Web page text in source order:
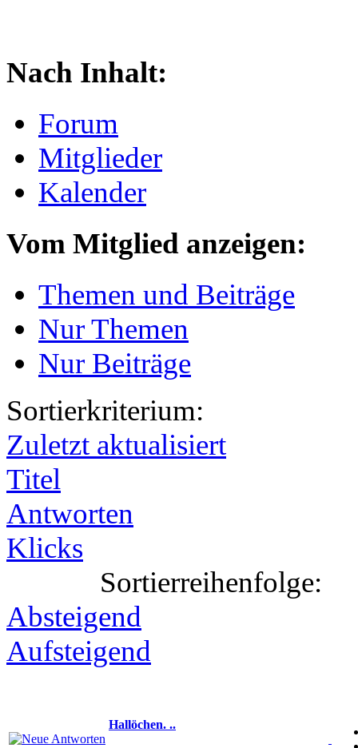
Nach Inhalt:
Forum
Mitglieder
Kalender
Vom Mitglied anzeigen:
Themen und Beiträge
Nur Themen
Nur Beiträge
Sortierkriterium:
Zuletzt aktualisiert
Titel
Antworten
Klicks
Sortierreihenfolge:
Absteigend
Aufsteigend
Hallöchen. ..